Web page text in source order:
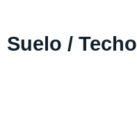
Suelo / Techo